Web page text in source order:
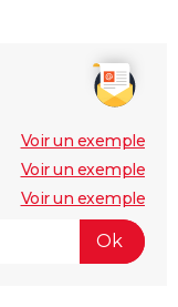
Voir un exemple
Voir un exemple
Voir un exemple